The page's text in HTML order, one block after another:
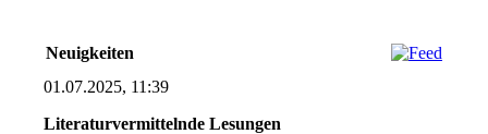
Neuigkeiten
01.07.2025, 11:39
Literaturvermittelnde Lesungen